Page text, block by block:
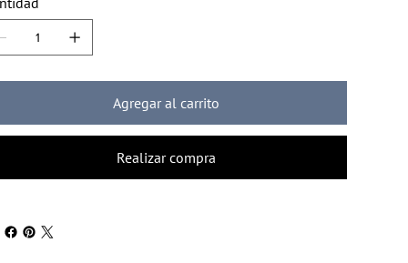
Agregar al carrito
Realizar compra